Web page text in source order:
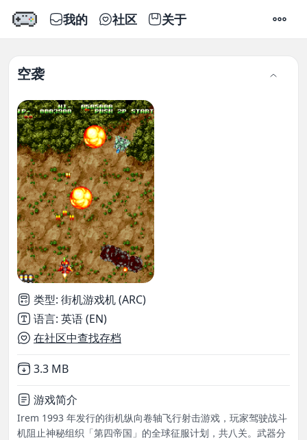
我的 社区 关于 设置
空袭
类型: 街机游戏机 (ARC)
语言: 英语 (EN)
在社区中查找存档
Not downloaded
3.3 MB
游戏简介
Irem 1993 年发行的街机纵向卷轴飞行射击游戏，玩家驾驶战斗
机阻止神秘组织「第四帝国」的全球征服计划，共八关。武器分